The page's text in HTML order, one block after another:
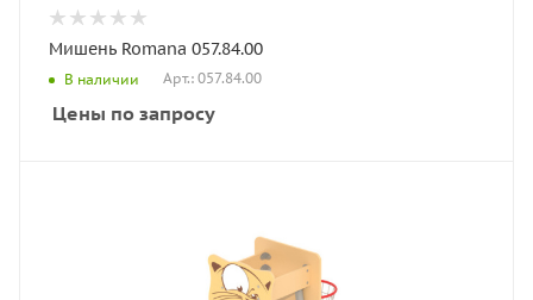
Мишень Romana 057.84.00
В наличии Арт.: 057.84.00
Цены по запросу